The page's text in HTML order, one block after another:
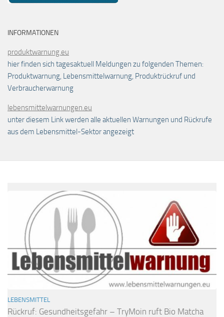
INFORMATIONEN
produktwarnung.eu
hier finden sich tagesaktuell Meldungen zu folgenden Themen:
Produktwarnung, Lebensmittelwarnung, Produktrückruf und
Verbraucherwarnung
lebensmittelwarnungen.eu
unter diesem Link werden alle aktuellen Warnungen und Rückrufe
aus dem Lebensmittel-Sektor angezeigt
LEBENSMITTEL
Rückruf: Gesundheitsgefahr – TryMoin ruft Bio Matcha